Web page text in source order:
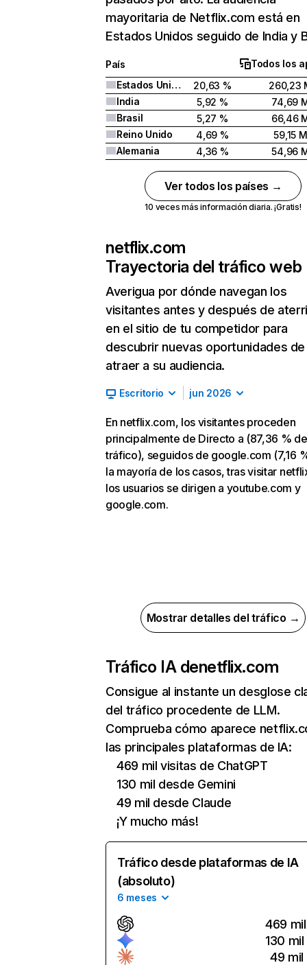
mayoritaria de Netflix.com está en
Estados Unidos seguido de India y
País
Todos los
Estados Unidos
20,63 %
260,23
India
5,92 %
74,69
Brasil
5,27 %
66,46
Reino Unido
4,69 %
59,15 M
Alemania
4,36 % 54,96
Ver todos los países →
10 veces más información diaria. ¡Gratis!
netflix.com
Trayectoria del tráfico web
Averigua por dónde navegan los
visitantes antes y después de
en el sitio de tu competidor para
descubrir nuevas oportunidades de
atraer a su audiencia.
Escritorio jun 2026
En netflix.com, los visitantes proceden
principalmente de Directo a (87,36 % de
tráfico), seguidos de google.com (7,16
la mayoría de los casos, tras visitar
los usuarios se dirigen a youtube.com y
google.com.
Mostrar detalles del tráfico →
Tráfico IA denetflix.com
Consigue al instante un desglose
del tráfico procedente de LLM.
Comprueba cómo aparece
las principales plataformas de IA:
469 mil visitas de ChatGPT
130 mil desde Gemini
49 mil desde Claude
¡Y mucho más!
Tráfico desde plataformas de IA
(absoluto)
6 meses
469 mil
130 mil
49 mil